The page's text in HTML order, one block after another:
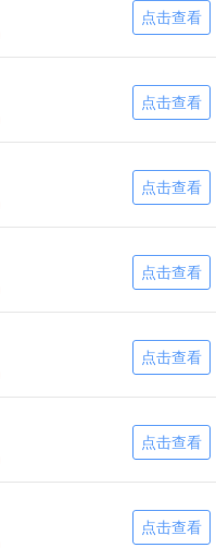
点击查看
点击查看
点击查看
点击查看
点击查看
点击查看
点击查看